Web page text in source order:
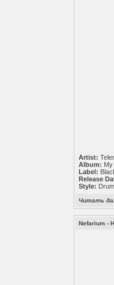
Artist:
Album:
Label:
Release
Style:
Читать
Nefarium -